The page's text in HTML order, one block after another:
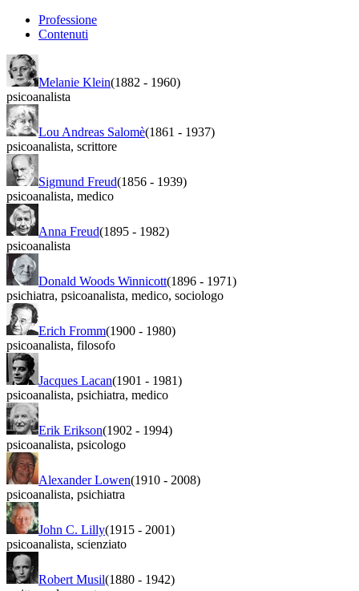
Professione
Contenuti
Melanie Klein(1882 - 1960)
psicoanalista
Lou Andreas Salomè(1861 - 1937)
psicoanalista, scrittore
Sigmund Freud(1856 - 1939)
psicoanalista, medico
Anna Freud(1895 - 1982)
psicoanalista
Donald Woods Winnicott(1896 - 1971)
psichiatra, psicoanalista, medico, sociologo
Erich Fromm(1900 - 1980)
psicoanalista, filosofo
Jacques Lacan(1901 - 1981)
psicoanalista, psichiatra, medico
Erik Erikson(1902 - 1994)
psicoanalista, psicologo
Alexander Lowen(1910 - 2008)
psicoanalista, psichiatra
John C. Lilly(1915 - 2001)
psicoanalista, scienziato
Robert Musil(1880 - 1942)